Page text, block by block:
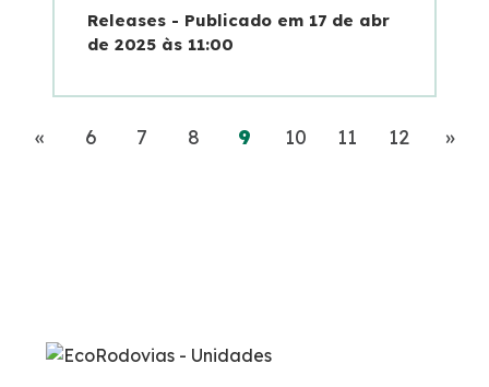
Releases - Publicado em 17 de abr
de 2025 às 11:00
«Anterior
6 7 8 9 (current)
10 11 12 »